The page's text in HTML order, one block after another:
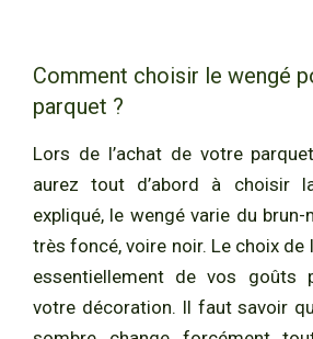
Comment choisir le wengé
parquet ?
Lors de l’achat de votre
aurez tout d’abord à choisir
expliqué, le wengé varie du
très foncé, voire noir. Le choix de
essentiellement de vos goûts
votre décoration. Il faut savoir